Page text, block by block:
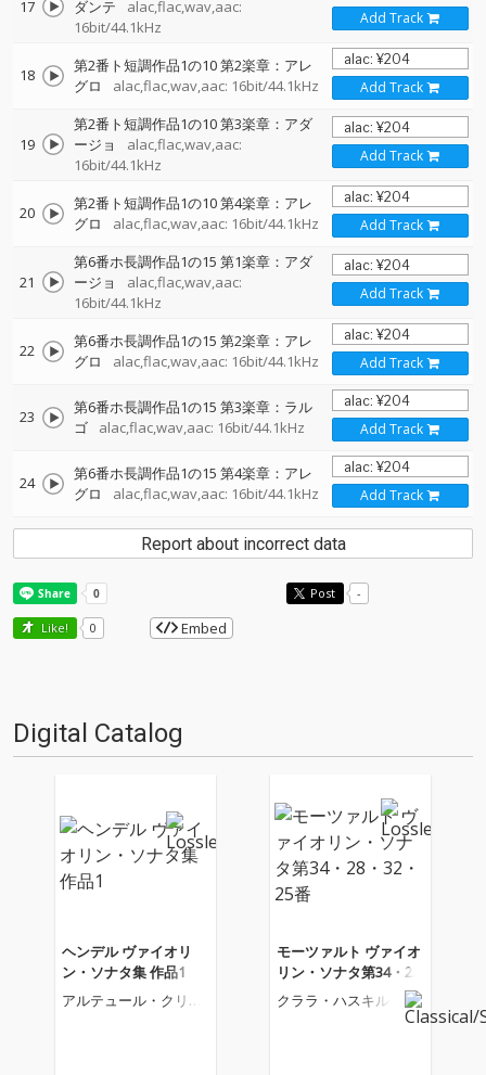
17 ダンテ
alac,flac,wav,aac:
16bit/44.1kHz
Add Track
18
第2番ト短調作品1の10 第2楽章：アレ
グロ
alac,flac,wav,aac: 16bit/44.1kHz Add Track
19
第2番ト短調作品1の10 第3楽章：アダ
ージョ
alac,flac,wav,aac:
16bit/44.1kHz
Add Track
20
第2番ト短調作品1の10 第4楽章：アレ
グロ
alac,flac,wav,aac: 16bit/44.1kHz Add Track
21
第6番ホ長調作品1の15 第1楽章：アダ
ージョ
alac,flac,wav,aac:
16bit/44.1kHz
Add Track
22
第6番ホ長調作品1の15 第2楽章：アレ
グロ
alac,flac,wav,aac: 16bit/44.1kHz Add Track
23
第6番ホ長調作品1の15 第3楽章：ラル
ゴ
alac,flac,wav,aac: 16bit/44.1kHz Add Track
24
第6番ホ長調作品1の15 第4楽章：アレ
グロ
alac,flac,wav,aac: 16bit/44.1kHz Add Track
Report about incorrect data
Post -
Like! 0 Embed
Digital Catalog
ヘンデル ヴァイオリ
ン・ソナタ集 作品1
アルテュール・クリュ
モーツァルト ヴァイオ
リン・ソナタ第34・2
8・32・25番
クララ・ハスキル